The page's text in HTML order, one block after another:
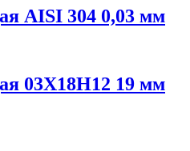
AISI 304 0,03 мм
03Х18Н12 19 мм